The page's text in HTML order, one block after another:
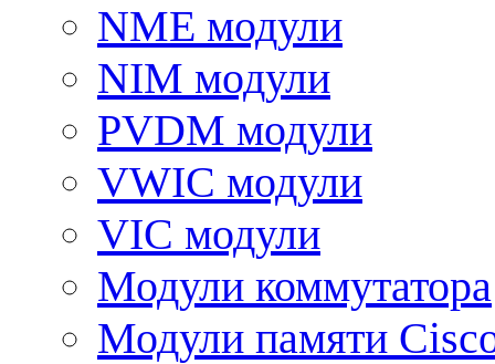
NME модули
NIM модули
PVDM модули
VWIC модули
VIC модули
Модули коммутатора
Модули памяти